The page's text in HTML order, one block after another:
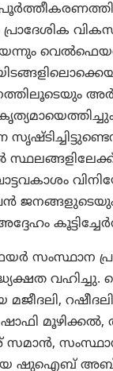
വെല്‍ഫെയര്‍
സംസ്ഥാന
മജീദലി,
ഷാഫി
സമാന്‍,
ഷുഐബ്